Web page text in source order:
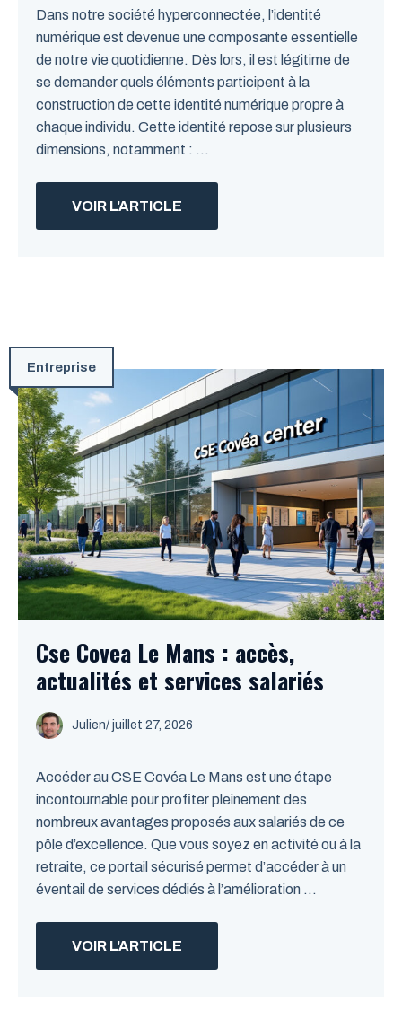
Dans notre société hyperconnectée, l’identité
numérique est devenue une composante essentielle
de notre vie quotidienne. Dès lors, il est légitime de
se demander quels éléments participent à la
construction de cette identité numérique propre à
chaque individu. Cette identité repose sur plusieurs
dimensions, notamment : ...
VOIR L'ARTICLE
Entreprise
Cse Covea Le Mans : accès,
actualités et services salariés
Julien/ juillet 27, 2026
Accéder au CSE Covéa Le Mans est une étape
incontournable pour profiter pleinement des
nombreux avantages proposés aux salariés de ce
pôle d’excellence. Que vous soyez en activité ou à la
retraite, ce portail sécurisé permet d’accéder à un
éventail de services dédiés à l’amélioration ...
VOIR L'ARTICLE